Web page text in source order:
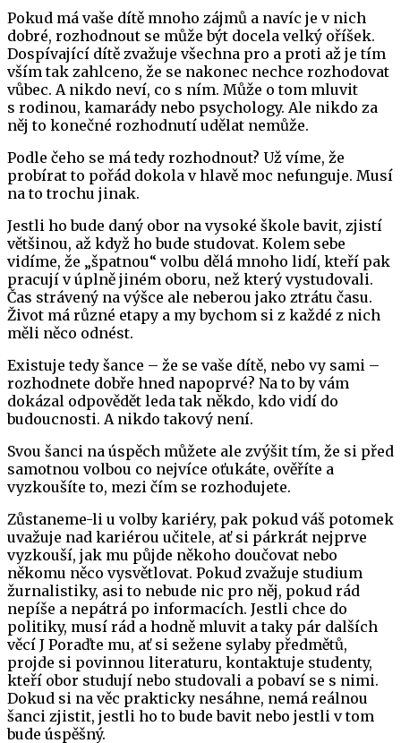
Pokud má vaše dítě mnoho zájmů a navíc je v nich
dobré, rozhodnout se může být docela velký oříšek.
Dospívající dítě zvažuje všechna pro a proti až je tím
vším tak zahlceno, že se nakonec nechce rozhodovat
vůbec. A nikdo neví, co s ním. Může o tom mluvit
s rodinou, kamarády nebo psychology. Ale nikdo za
něj to konečné rozhodnutí udělat nemůže.
Podle čeho se má tedy rozhodnout? Už víme, že
probírat to pořád dokola v hlavě moc nefunguje. Musí
na to trochu jinak.
Jestli ho bude daný obor na vysoké škole bavit, zjistí
většinou, až když ho bude studovat. Kolem sebe
vidíme, že „špatnou“ volbu dělá mnoho lidí, kteří pak
pracují v úplně jiném oboru, než který vystudovali.
Čas strávený na výšce ale neberou jako ztrátu času.
Život má různé etapy a my bychom si z každé z nich
měli něco odnést.
Existuje tedy šance – že se vaše dítě, nebo vy sami –
rozhodnete dobře hned napoprvé? Na to by vám
dokázal odpovědět leda tak někdo, kdo vidí do
budoucnosti. A nikdo takový není.
Svou šanci na úspěch můžete ale zvýšit tím, že si před
samotnou volbou co nejvíce oťukáte, ověříte a
vyzkoušíte to, mezi čím se rozhodujete.
Zůstaneme-li u volby kariéry, pak pokud váš potomek
uvažuje nad kariérou učitele, ať si párkrát nejprve
vyzkouší, jak mu půjde někoho doučovat nebo
někomu něco vysvětlovat. Pokud zvažuje studium
žurnalistiky, asi to nebude nic pro něj, pokud rád
nepíše a nepátrá po informacích. Jestli chce do
politiky, musí rád a hodně mluvit a taky pár dalších
věcí J Poraďte mu, ať si sežene sylaby předmětů,
projde si povinnou literaturu, kontaktuje studenty,
kteří obor studují nebo studovali a pobaví se s nimi.
Dokud si na věc prakticky nesáhne, nemá reálnou
šanci zjistit, jestli ho to bude bavit nebo jestli v tom
bude úspěšný.